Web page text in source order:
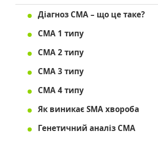
Діагноз СМА – що це таке?
СМА 1 типу
СМА 2 типу
СМА 3 типу
СМА 4 типу
Як виникає SMA хвороба
Генетичний аналіз СМА